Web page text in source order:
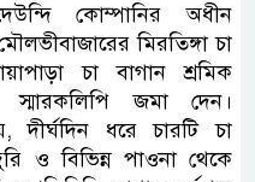
কোম্পানির অধীন
মিরতিঙ্গা চা
চা বাগান শ্রমিক
জমা দেন।
দীর্ঘদিন ধরে চারটি চা
ও বিভিন্ন পাওনা থেকে